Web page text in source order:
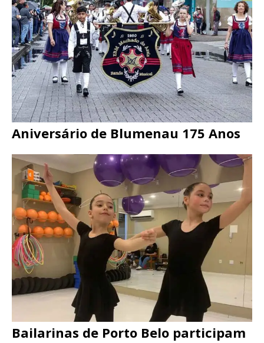
Aniversário de Blumenau 175 Anos
Bailarinas de Porto Belo participam